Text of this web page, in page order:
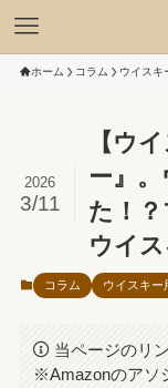
ホーム コラム ウイスキ
【ウ
ー』
た！
ウイ
2026
3/11
コラム ウイスキー
当ページのリ
※Amazonのアソ